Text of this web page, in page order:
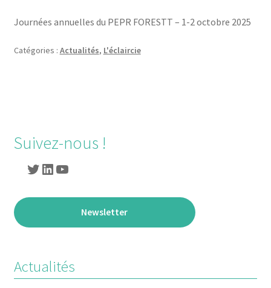
Journées annuelles du PEPR FORESTT – 1-2 octobre 2025
Catégories : Actualités, L'éclaircie
l’article
Suivez-nous !
Twitter
LinkedIn
YouTube
Newsletter
Actualités